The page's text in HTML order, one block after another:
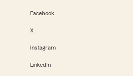
Facebook
X
Instagram
LinkedIn